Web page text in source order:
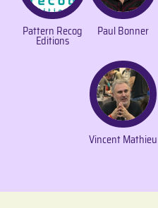
Pattern Recog
Editions
Paul Bonner
Vincent Mathieu